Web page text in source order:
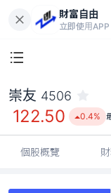
財富自由
立即使用
崇友 4506
122.50 0.4%
個股概覽